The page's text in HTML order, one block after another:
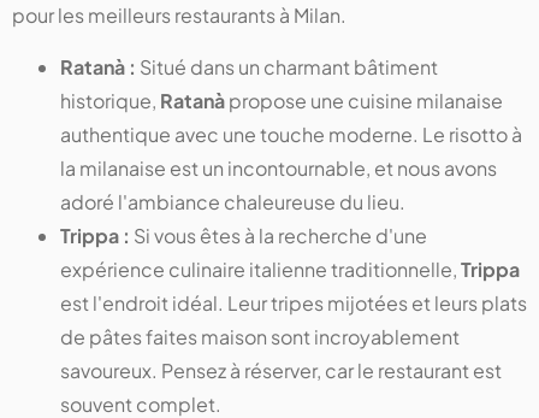
pour les meilleurs restaurants à Milan.
Ratanà : Situé dans un charmant bâtiment
historique, Ratanàpropose une cuisine milanaise
authentique avec une touche moderne. Le risotto à
la milanaise est un incontournable, et nous avons
adoré l'ambiance chaleureuse du lieu​​​​​​.
Trippa : Si vous êtes à la recherche d'une
expérience culinaire italienne traditionnelle,Trippa
est l'endroit idéal. Leur tripes mijotées et leurs plats
de pâtes faites maison sont incroyablement
savoureux. Pensez à réserver, car le restaurant est
souvent complet​​​​​​.